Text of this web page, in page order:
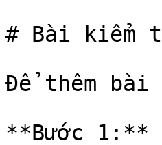
# Bài kiểm
Để thêm
**Bước 1:**